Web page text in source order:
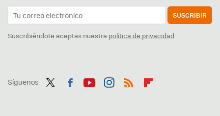
SUSCRIBIR
Suscribiéndote aceptas nuestra política de privacidad
Síguenos